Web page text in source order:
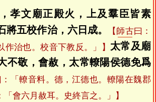
孝文廟正殿火，上及羣臣皆素
將五校作治，六日成。
【 師古曰：
作治也。校音下教反。」】 太常及廟
不敬，會赦，太常轑陽侯德免爲
：「轑音料。德，江德也。轑陽在魏郡
「會六月赦耳。史終言之。」】